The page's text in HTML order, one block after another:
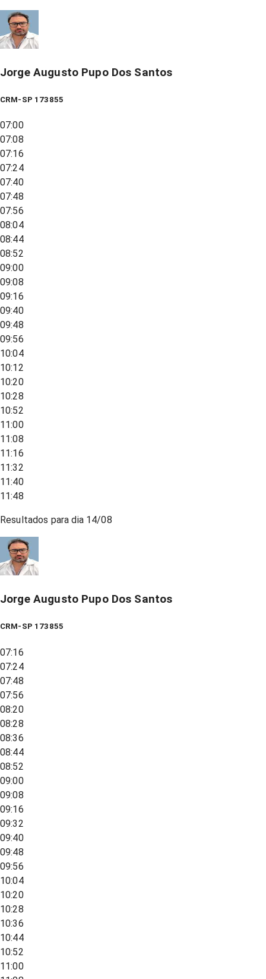
Jorge Augusto Pupo Dos Santos
CRM-SP 173855
07:00
07:08
07:16
07:24
07:40
07:48
07:56
08:04
08:44
08:52
09:00
09:08
09:16
09:40
09:48
09:56
10:04
10:12
10:20
10:28
10:52
11:00
11:08
11:16
11:32
11:40
11:48
Resultados para dia 14/08
Jorge Augusto Pupo Dos Santos
CRM-SP 173855
07:16
07:24
07:48
07:56
08:20
08:28
08:36
08:44
08:52
09:00
09:08
09:16
09:32
09:40
09:48
09:56
10:04
10:20
10:28
10:36
10:44
10:52
11:00